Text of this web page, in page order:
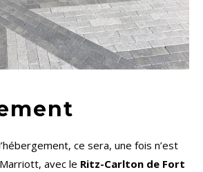
ce sera, une fois n’est
avec le Ritz-Carlton de Fort